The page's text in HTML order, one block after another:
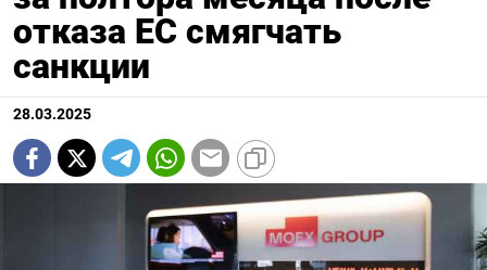
отказа ЕС смягчать
санкции
28.03.2025